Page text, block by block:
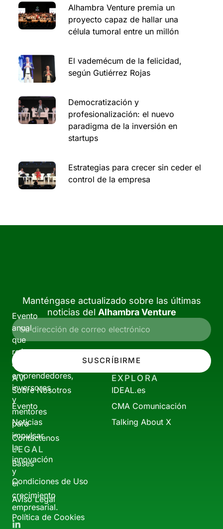
Alhambra Venture premia un
proyecto capaz de hallar una
célula tumoral entre un millón
El vademécum de la felicidad,
según Gutiérrez Rojas
Democratización y
profesionalización: el nuevo
paradigma de la inversión en
startups
Estrategias para crecer sin ceder el
control de la empresa
Evento
anual
que
reúne
a
emprendedores,
inversores
y
mentores
para
impulsar
la
innovación
y
el
crecimiento
empresarial.
Manténgase actualizado sobre las últimas
noticias del Alhambra Venture
SUSCRÍBIRME
AV
Sobre Nosotros
Evento
Noticias
Contáctenos
EXPLORA
IDEAL.es
CMA Comunicación
Talking About X
LEGAL
Bases
Condiciones de Uso
Aviso Legal
Política de Cookies